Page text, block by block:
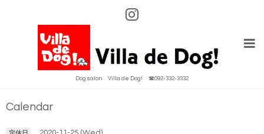
Dog salon Villa de Dog! ☎092-332-3332
Calendar